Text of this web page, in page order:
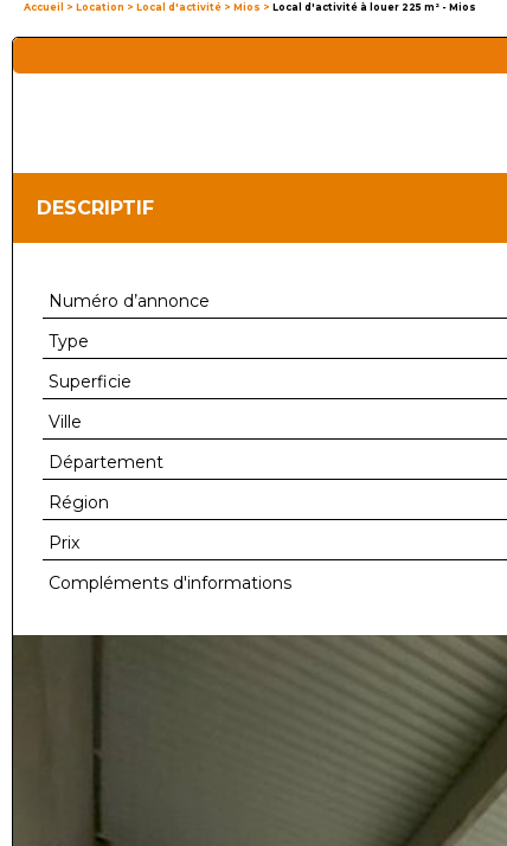
Accueil > Location > Local d'activité > Mios > Local d'activité à louer 225 m² - Mios
DESCRIPTIF
Numéro d’annonce
Type
Superficie
Ville
Département
Région
Prix
Compléments d'informations